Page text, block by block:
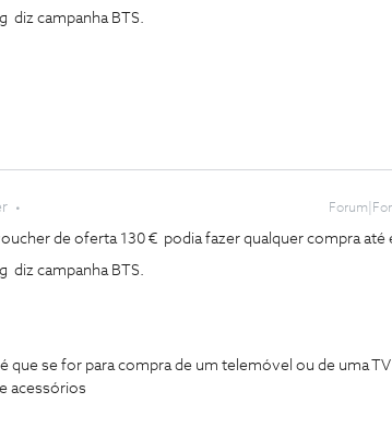
diz campanha BTS.
de oferta 130 € podia fazer qualquer compra até
diz campanha BTS.
que se for para compra de um telemóvel ou de uma
acessórios